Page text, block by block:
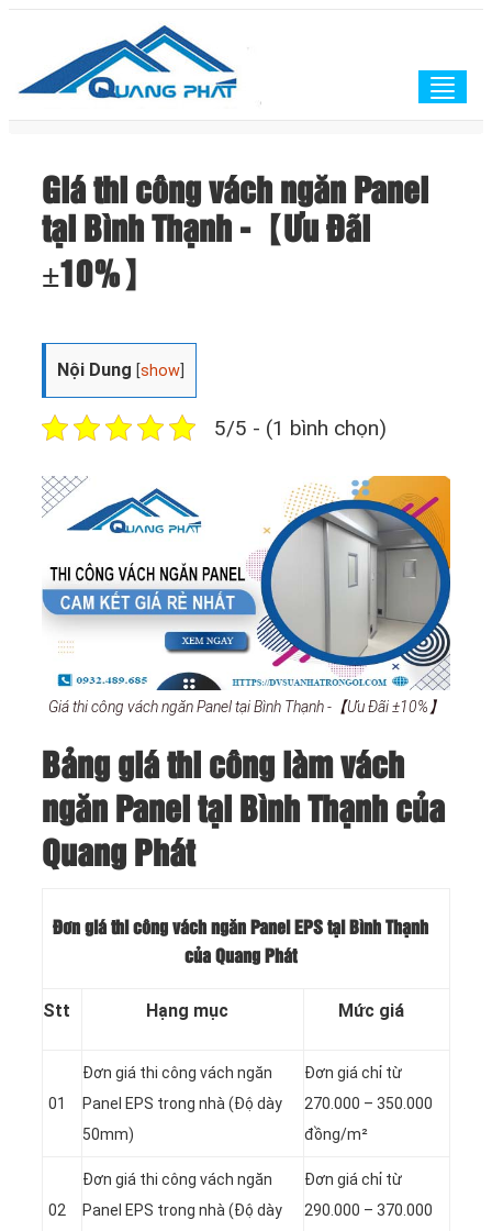
Giá thi công vách ngăn Panel
tại Bình Thạnh -【Ưu Đãi
±10%】
Nội Dung [show
5/5 - (1 bình chọn)
Giá thi công vách ngăn Panel tại Bình Thạnh -【Ưu Đãi ±10%】
Bảng giá thi công làm vách
ngăn Panel tại Bình Thạnh của
Quang Phát
Đơn giá thi công vách ngăn Panel EPS tại Bình Thạnh
của Quang Phát
Stt Hạng mục Mức giá
01
Đơn giá thi công vách ngăn
Panel EPS trong nhà (Độ dày
50mm)
Đơn giá chỉ từ
270.000 – 350.000
đồng/m²
02
Đơn giá thi công vách ngăn
Panel EPS trong nhà (Độ dày
Đơn giá chỉ từ
290.000 – 370.000